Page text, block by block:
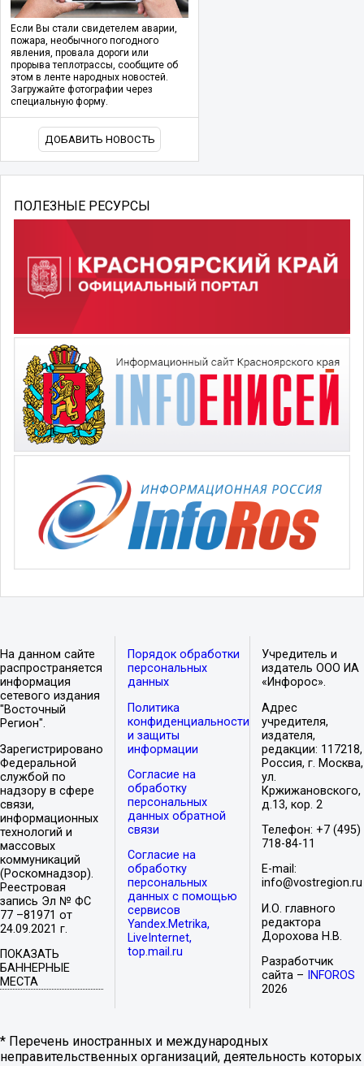
Если Вы стали свидетелем аварии,
пожара, необычного погодного
явления, провала дороги или
прорыва теплотрассы, сообщите об
этом в ленте народных новостей.
Загружайте фотографии через
специальную форму.
ДОБАВИТЬ НОВОСТЬ
ПОЛЕЗНЫЕ РЕСУРСЫ
На данном сайте
распространяется
информация
сетевого издания
"Восточный
Регион".
Зарегистрировано
Федеральной
службой по
надзору в сфере
связи,
информационных
технологий и
массовых
коммуникаций
(Роскомнадзор).
Реестровая
запись Эл № ФС
77 –81971 от
24.09.2021 г.
ПОКАЗАТЬ
БАННЕРНЫЕ
МЕСТА
Порядок обработки
персональных
данных
Политика
конфиденциальности
и защиты
информации
Согласие на
обработку
персональных
данных обратной
связи
Согласие на
обработку
персональных
данных с помощью
сервисов
Yandex.Metrika,
LiveInternet,
top.mail.ru
Учредитель и
издатель ООО ИА
«Инфорос».
Адрес
учредителя,
издателя,
редакции: 117218,
Россия, г. Москва,
ул.
Кржижановского,
д.13, кор. 2
Телефон: +7 (495)
718-84-11
E-mail:
info@vostregion.ru
И.О. главного
редактора
Дорохова Н.В.
Разработчик
сайта –
INFOROS
2026
* Перечень иностранных и международных
неправительственных организаций, деятельность которых